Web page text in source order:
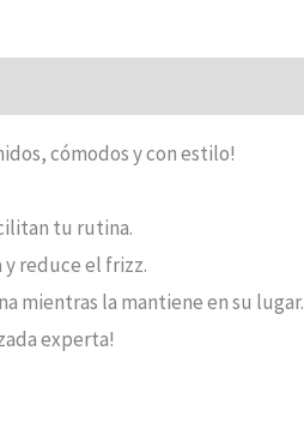
cómodos y con estilo!
tu rutina.
reduce el frizz.
mientras la mantiene en su lugar.
experta!